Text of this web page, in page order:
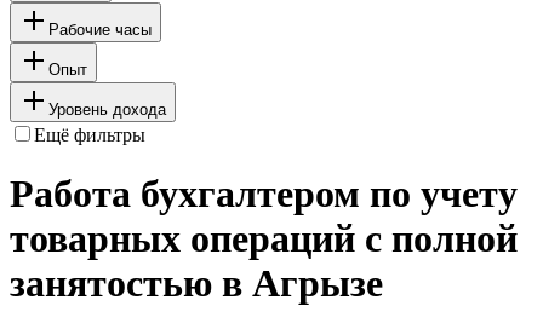
Рабочие часы
Опыт
Уровень дохода
Ещё фильтры
Работа бухгалтером по учету
товарных операций с полной
занятостью в Агрызе